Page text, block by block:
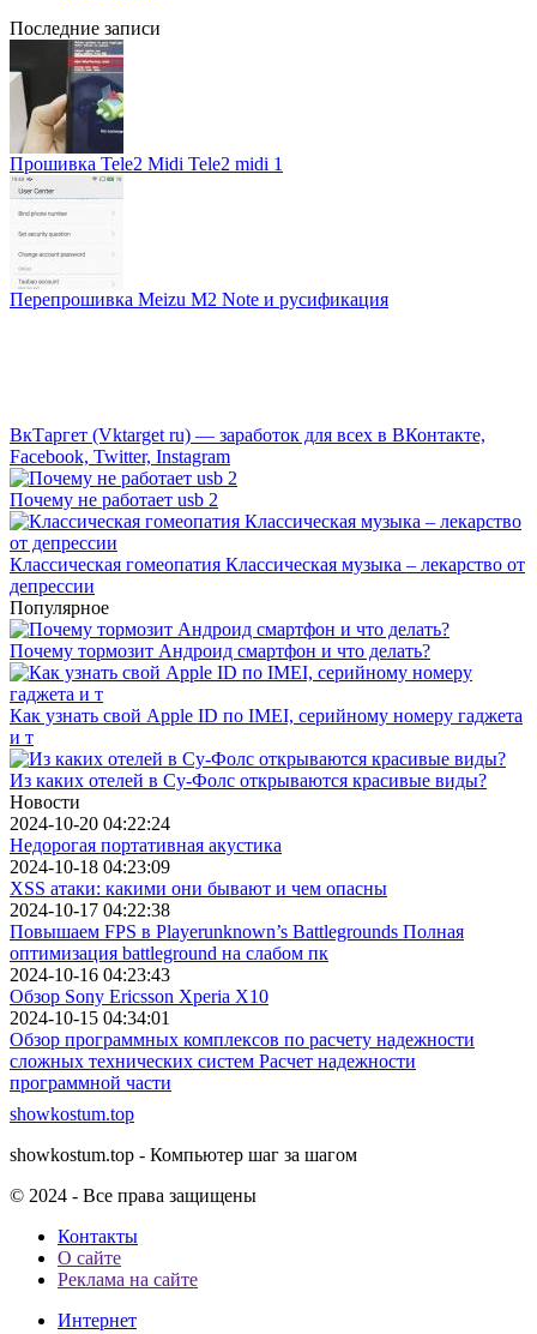
Последние записи
Прошивка Tele2 Midi Tele2 midi 1
Перепрошивка Meizu M2 Note и русификация
ВкТаргет (Vktarget ru) — заработок для всех в ВКонтакте,
Facebook, Twitter, Instagram
Почему не работает usb 2
Классическая гомеопатия Классическая музыка – лекарство от
депрессии
Популярное
Почему тормозит Андроид смартфон и что делать?
Как узнать свой Apple ID по IMEI, серийному номеру гаджета
и т
Из каких отелей в Су-Фолс открываются красивые виды?
Новости
2024-10-20 04:22:24
Недорогая портативная акустика
2024-10-18 04:23:09
XSS атаки: какими они бывают и чем опасны
2024-10-17 04:22:38
Повышаем FPS в Playerunknown’s Battlegrounds Полная
оптимизация battleground на слабом пк
2024-10-16 04:23:43
Обзор Sony Ericsson Xperia X10
2024-10-15 04:34:01
Обзор программных комплексов по расчету надежности
сложных технических систем Расчет надежности
программной части
showkostum.top
showkostum.top - Компьютер шаг за шагом
© 2024 - Все права защищены
Контакты
О сайте
Реклама на сайте
Интернет